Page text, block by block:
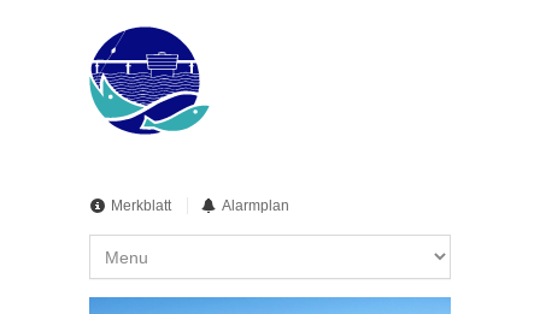
Merkblatt Alarmplan